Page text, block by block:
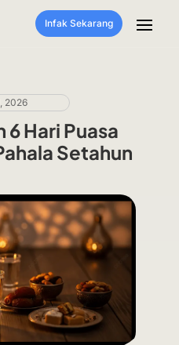
Infak Sekarang
2026
Hari Puasa
Setahun